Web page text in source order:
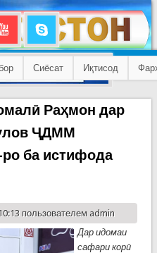
Сиёсат Иқтисод
Раҳмон дар
ҶДММ
ба истифода
пользователем admin
Дар идомаи
сафари корӣ